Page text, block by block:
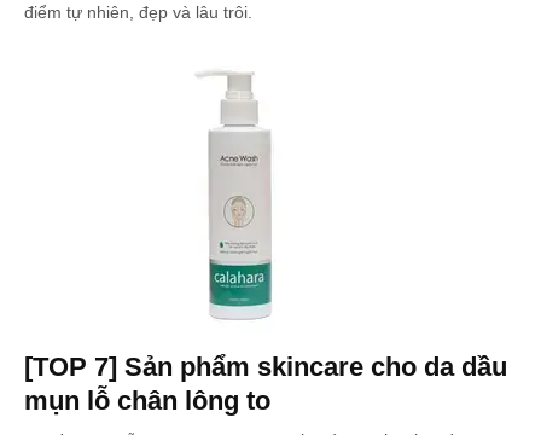
điểm tự nhiên, đẹp và lâu trôi.
[TOP 7] Sản phẩm skincare cho da dầu
mụn lỗ chân lông to